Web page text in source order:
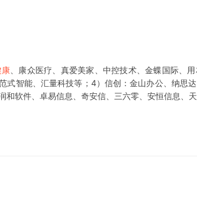
康 、康众医疗、真爱美家、中控技术、金蝶国际、
式智能、汇量科技等；4）信创：金山办公、纳思
和软件、卓易信息、奇安信、三六零、安恒信息、